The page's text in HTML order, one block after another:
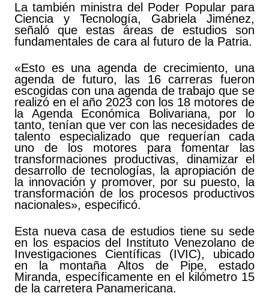
La también ministra del Poder Popular para
Ciencia y Tecnología, Gabriela Jiménez,
señaló que estas áreas de estudios son
fundamentales de cara al futuro de la Patria.
«Esto es una agenda de crecimiento, una
agenda de futuro, las 16 carreras fueron
escogidas con una agenda de trabajo que se
realizó en el año 2023 con los 18 motores de
la Agenda Económica Bolivariana, por lo
tanto, tenían que ver con las necesidades de
talento especializado que requerían cada
uno de los motores para fomentar las
transformaciones productivas, dinamizar el
desarrollo de tecnologías, la apropiación de
la innovación y promover, por su puesto, la
transformación de los procesos productivos
nacionales», especificó.
Esta nueva casa de estudios tiene su sede
en los espacios del Instituto Venezolano de
Investigaciones Científicas (IVIC), ubicado
en la montaña Altos de Pipe, estado
Miranda, específicamente en el kilómetro 15
de la carretera Panamericana.